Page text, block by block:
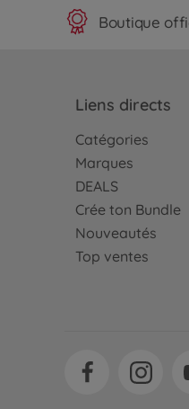
Boutique
Liens directs
Catégories
Marques
DEALS
Crée ton Bundle
Nouveautés
Top ventes